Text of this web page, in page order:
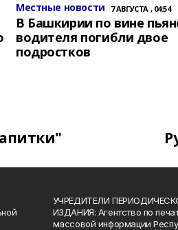
Местные новости 7 АВГУСТА , 04:54
В Башкирии по вине
водителя погибли двое
подростков
УЧРЕДИТЕЛИ
ИЗДАНИЯ: Агентство по
массовой информации